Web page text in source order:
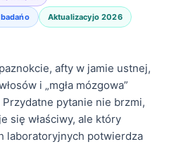
Aktualizacyjo 2026
afty w jamie ustnej,
i „mgła mózgowa”
Przydatne pytanie nie brzmi,
się właściwy, ale który
laboratoryjnych potwierdza